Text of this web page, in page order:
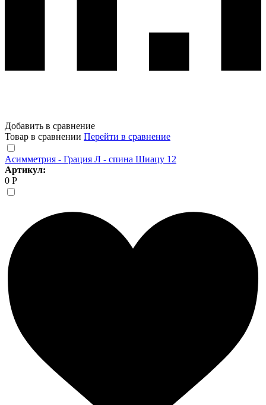
Добавить в сравнение
Товар в сравнении Перейти в сравнение
Асимметрия - Грация Л - спина Шиацу 12
Артикул:
0 Р